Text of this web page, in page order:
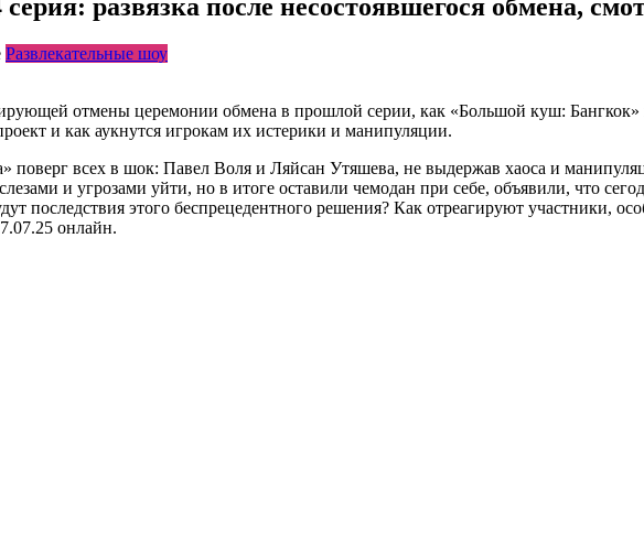
развязка после несостоявшегося обмена,
Развлекательные шоу
отмены церемонии обмена в прошлой серии, как «Большой куш: Бангкок»
и как аукнутся игрокам их истерики и манипуляции.
поверг всех в шок: Павел Воля и Ляйсан Утяшева, не выдержав хаоса и
и угрозами уйти, но в итоге оставили чемодан при себе, объявили, что
последствия этого беспрецедентного решения? Как отреагируют участники,
онлайн.